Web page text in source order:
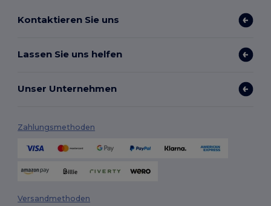
Kontaktieren Sie uns
Lassen Sie uns helfen
Unser Unternehmen
Zahlungsmethoden
Versandmethoden